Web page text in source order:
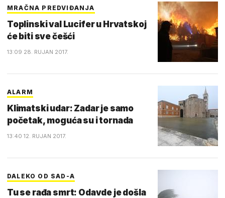
MRAČNA PREDVIĐANJA
Toplinski val Lucifer u Hrvatskoj
će biti sve češći
13:09 28. RUJAN 2017.
ALARM
Klimatski udar: Zadar je samo
početak, moguća su i tornada
13:40 12. RUJAN 2017.
DALEKO OD SAD-A
Tu se rađa smrt: Odavde je došla